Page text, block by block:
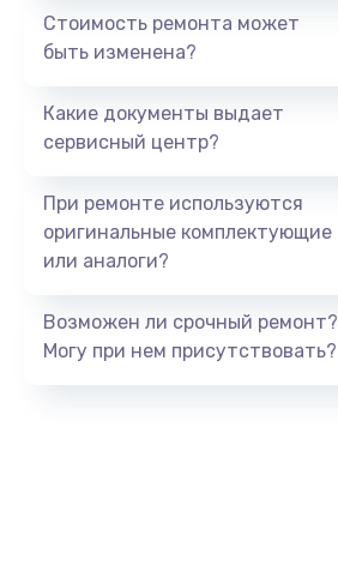
Стоимость ремонта может
быть изменена?
Какие документы выдает
сервисный центр?
При ремонте используются
оригинальные комплектующие
или аналоги?
Возможен ли срочный ремонт?
Могу при нем присутствовать?